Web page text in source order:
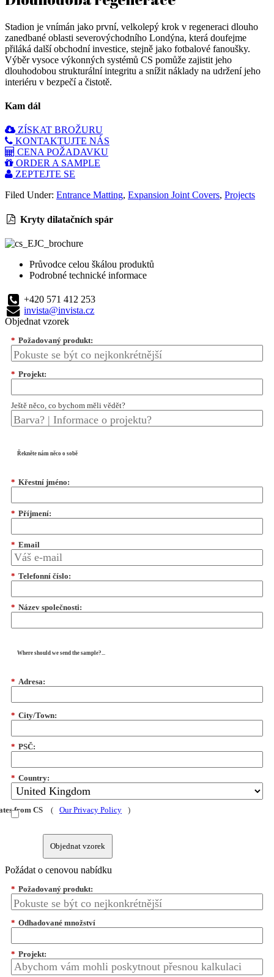
Stadion je vnímán jako první, velkolepý krok v regeneraci dlouho
zanedbané oblasti severovýchodního Londýna, která doufejme
přiláká další obchodní investice, stejně jako fotbalové fanoušky.
Výběr vysoce výkonných systémů CS pomůže zajistit jeho
dlouhodobou strukturální integritu a snížit náklady na udržení jeho
interiéru v bezpečí a čistotě.
Kam dál
ZÍSKAT BROŽURU
KONTAKTUJTE NÁS
CENA POŽADAVKU
ORDER A SAMPLE
ZEPTEJTE SE
Filed Under: Entrance Matting, Expansion Joint Covers, Projects
Kryty dilatačních spár
Průvodce celou škálou produktů
Podrobné technické informace
+420 571 412 253
invista@invista.cz
Objednat vzorek
* Požadovaný produkt:
* Projekt:
Ještě něco, co bychom měli vědět?
Řekněte nám něco o sobě
* Křestní jméno:
* Příjmení:
* Email
* Telefonní číslo:
* Název společnosti:
Where should we send the sample?...
* Adresa:
* City/Town:
* PSČ:
* Country:
from CS ( Our Privacy Policy )
Objednat vzorek
Požádat o cenovou nabídku
* Požadovaný produkt:
* Odhadované množství
* Projekt: